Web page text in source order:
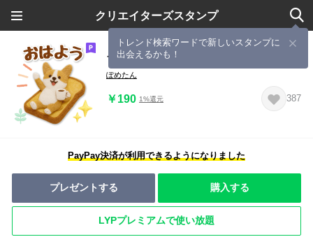
クリエイターズスタンプ
トレンド検索ワードで新しいスタンプに
出会えるかも！
フェルトコーギーのグルメスタンプ
ぽめたん
￥190 1%還元 387
PayPay決済が利用できるようになりました
プレゼントする 購入する
LYPプレミアムで使い放題